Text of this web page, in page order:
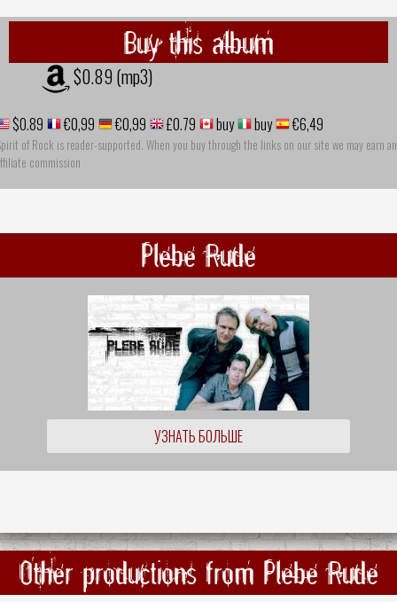
Buy this album
$0.89 (mp3)
$0.89 €0,99 €0,99 £0.79 buy buy €6,49
of Rock is reader-supported. When you buy through the links on our site we may earn an
commission
Plebe Rude
УЗНАТЬ БОЛЬШЕ
Other productions from Plebe Rude